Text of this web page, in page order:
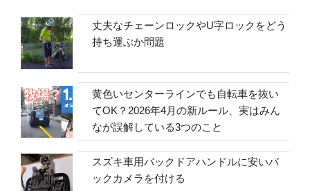
丈夫なチェーンロックやU字ロックをどう
持ち運ぶか問題
黄色いセンターラインでも自転車を抜い
てOK？2026年4月の新ルール、実はみん
なが誤解している3つのこと
スズキ車用バックドアハンドルに安いバ
ックカメラを付ける